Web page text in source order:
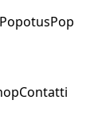
PopotusPop
Contatti